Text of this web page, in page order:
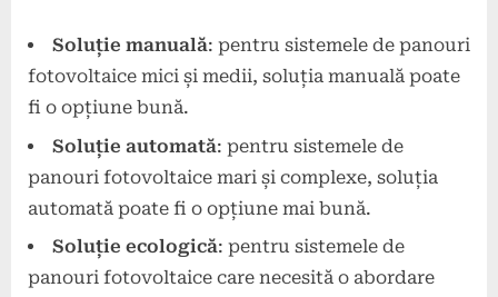
Soluție manuală: pentru sistemele de panouri
fotovoltaice mici și medii, soluția manuală poate
fi o opțiune bună.
Soluție automată: pentru sistemele de
panouri fotovoltaice mari și complexe, soluția
automată poate fi o opțiune mai bună.
Soluție ecologică: pentru sistemele de
panouri fotovoltaice care necesită o abordare